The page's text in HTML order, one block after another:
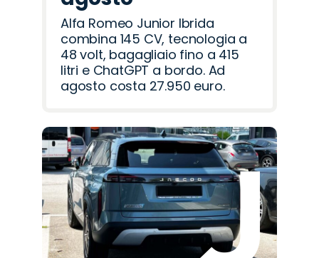
Alfa Romeo Junior Ibrida
combina 145 CV, tecnologia a
48 volt, bagagliaio fino a 415
litri e ChatGPT a bordo. Ad
agosto costa 27.950 euro.